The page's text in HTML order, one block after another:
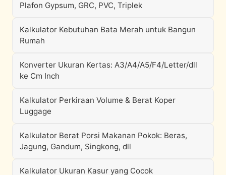
Plafon Gypsum, GRC, PVC, Triplek
Kalkulator Kebutuhan Bata Merah untuk Bangun
Rumah
Konverter Ukuran Kertas: A3/A4/A5/F4/Letter/dll
ke Cm Inch
Kalkulator Perkiraan Volume & Berat Koper
Luggage
Kalkulator Berat Porsi Makanan Pokok: Beras,
Jagung, Gandum, Singkong, dll
Kalkulator Ukuran Kasur yang Cocok